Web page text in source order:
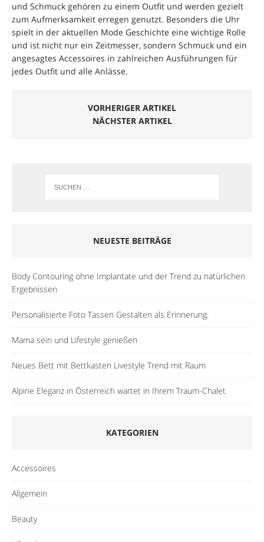
und Schmuck gehören zu einem Outfit und werden gezielt
zum Aufmerksamkeit erregen genutzt. Besonders die Uhr
spielt in der aktuellen Mode Geschichte eine wichtige Rolle
und ist nicht nur ein Zeitmesser, sondern Schmuck und ein
angesagtes Accessoires in zahlreichen Ausführungen für
jedes Outfit und alle Anlässe.
VORHERIGER ARTIKEL
NÄCHSTER ARTIKEL
NEUESTE BEITRÄGE
Body Contouring ohne Implantate und der Trend zu natürlichen
Ergebnissen
Personalisierte Foto Tassen Gestalten als Erinnerung.
Mama sein und Lifestyle genießen
Neues Bett mit Bettkasten Livestyle Trend mit Raum
Alpine Eleganz in Österreich wartet in Ihrem Traum-Chalet
KATEGORIEN
Accessoires
Allgemein
Beauty